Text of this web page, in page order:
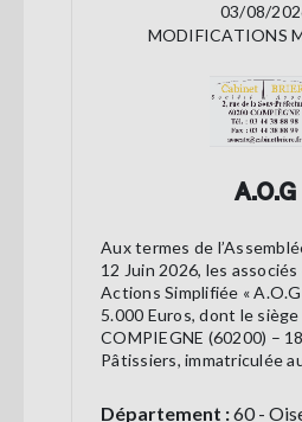
03/08/
MODIFICATIONS
A.O.G
Aux termes de
12 Juin 2026, les
Actions Simplifiée «
5.000 Euros, dont le
COMPIEGNE (60200) –
Pâtissiers, immatriculée
Département :60 -